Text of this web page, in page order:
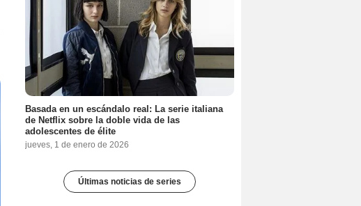
Basada en un escándalo real: La serie italiana
de Netflix sobre la doble vida de las
adolescentes de élite
jueves, 1 de enero de 2026
Últimas noticias de series